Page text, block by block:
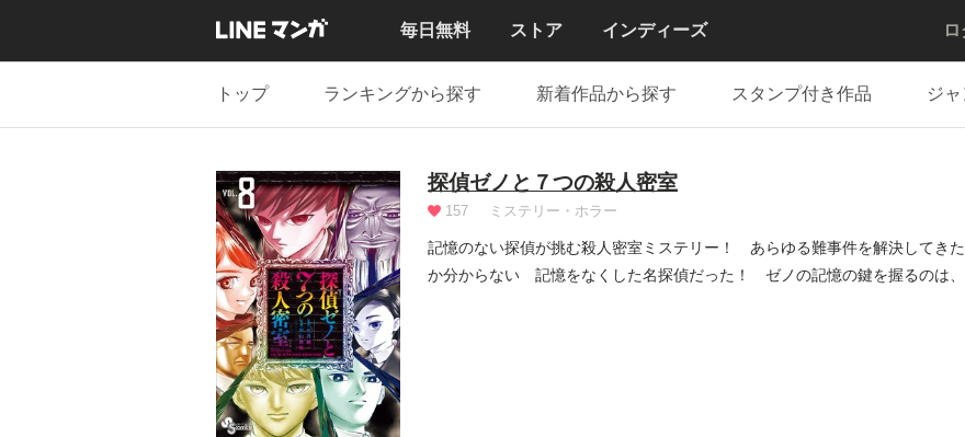
毎日無料 ストア インディーズ
トップ ランキングから探す 新着作品から探す スタンプ付き作品 ジ
探偵ゼノと７つの殺人密室
157 ミステリー・ホラー
記憶のない探偵が挑む殺人密室ミステリー！ あらゆる難事件を解決してき
か分からない 記憶をなくした名探偵だった！ ゼノの記憶の鍵を握るのは、